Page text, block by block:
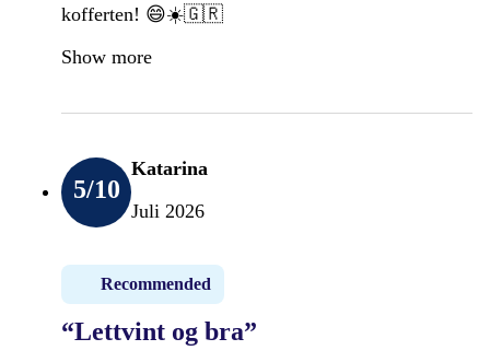
kofferten! 😄☀️🇬🇷
Show more
5/10
Katarina
Juli 2026
Recommended
“Lettvint og bra”